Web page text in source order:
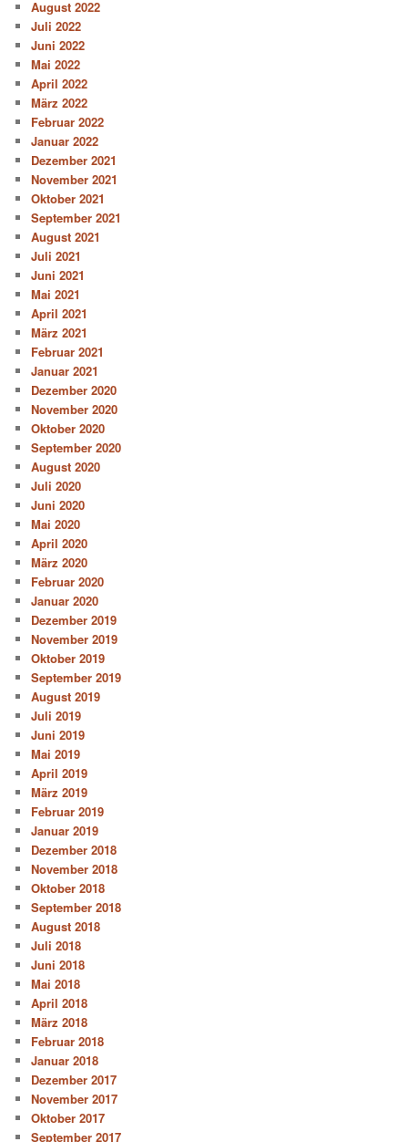
August 2022
Juli 2022
Juni 2022
Mai 2022
April 2022
März 2022
Februar 2022
Januar 2022
Dezember 2021
November 2021
Oktober 2021
September 2021
August 2021
Juli 2021
Juni 2021
Mai 2021
April 2021
März 2021
Februar 2021
Januar 2021
Dezember 2020
November 2020
Oktober 2020
September 2020
August 2020
Juli 2020
Juni 2020
Mai 2020
April 2020
März 2020
Februar 2020
Januar 2020
Dezember 2019
November 2019
Oktober 2019
September 2019
August 2019
Juli 2019
Juni 2019
Mai 2019
April 2019
März 2019
Februar 2019
Januar 2019
Dezember 2018
November 2018
Oktober 2018
September 2018
August 2018
Juli 2018
Juni 2018
Mai 2018
April 2018
März 2018
Februar 2018
Januar 2018
Dezember 2017
November 2017
Oktober 2017
September 2017